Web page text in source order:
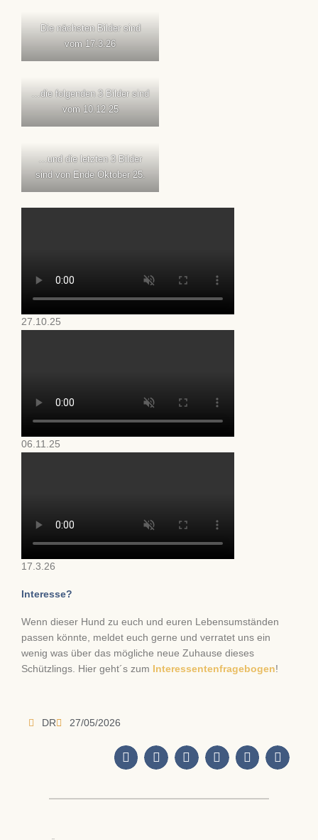
Die nächsten Bilder sind
vom 17.3.26
…die folgenden 3 Bilder sind
vom 10.12.25
…und die letzten 3 Bilder
sind von Ende Oktober 25.
27.10.25
06.11.25
17.3.26
Interesse?
Wenn dieser Hund zu euch und euren Lebensumständen
passen könnte, meldet euch gerne und verratet uns ein
wenig was über das mögliche neue Zuhause dieses
Schützlings. Hier geht´s zum
Interessentenfragebogen!
DR 27/05/2026